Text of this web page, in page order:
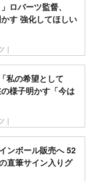
ロバーツ監督、
す 強化してほしい
｜
私の希望として
様子明かす「今は
｜
ンボール販売へ 52
直筆サイン入りグ